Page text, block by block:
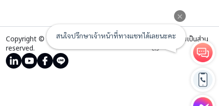
Copyright © ClickNext Co.,Ltd All right
reserved.
นโยบายความเป็นส่วน
ตัว